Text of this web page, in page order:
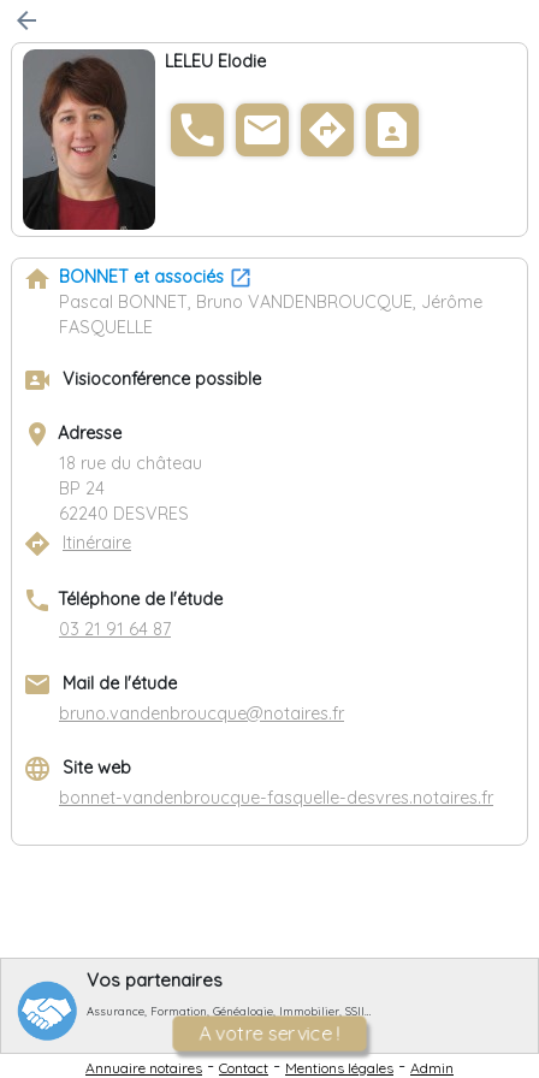
arrow_back
LELEU Elodie
phone email directions contact_page
home BONNET et associés
Pascal BONNET, Bruno VANDENBROUCQUE, Jérôme
FASQUELLE
video_camera_front Visioconférence possible
place Adresse
18 rue du château
BP 24
62240 DESVRES
directions Itinéraire
phone Téléphone de l'étude
03 21 91 64 87
email
Mail de l'étude
bruno.vandenbroucque@notaires.fr
language
Site web
bonnet-vandenbroucque-fasquelle-desvres.notaires.fr
Vos partenaires
Assurance, Formation, Généalogie, Immobilier, SSII…
A votre service !
Annuaire notaires-Contact-Mentions légales - Admin